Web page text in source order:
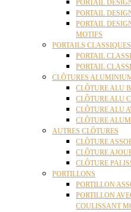
PORTAIL
PORTAIL
PORTAIL
MOTIFS
PORTAILS CLASSIQUES
PORTAIL
PORTAIL
CLÔTURES
CLÔTURE ALU
CLÔTURE ALU
CLÔTURE ALU
CLÔTURE
AUTRES CLÔTURES
CLÔTURE
CLÔTURE
CLÔTURE
PORTILLONS
PORTILLON
PORTILLON
COULISSANT